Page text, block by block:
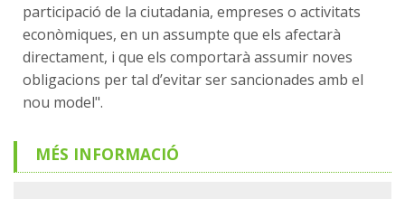
participació de la ciutadania, empreses o activitats
econòmiques, en un assumpte que els afectarà
directament, i que els comportarà assumir noves
obligacions per tal d’evitar ser sancionades amb el
nou model".
MÉS INFORMACIÓ